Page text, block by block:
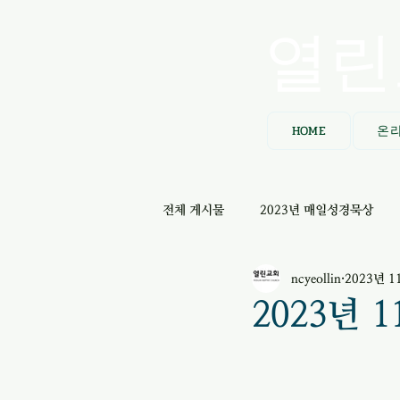
HOME 온
전체 게시물 2023년 매일성경묵상
2023년
ncyeollin 2023년